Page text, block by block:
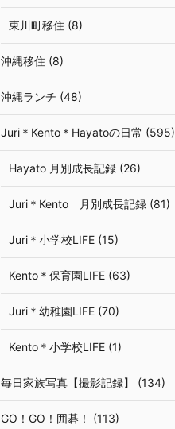
東川町移住 (8)
沖縄移住 (8)
沖縄ランチ (48)
Juri＊Kento＊Hayatoの日常 (595)
Hayato 月別成長記録 (26)
Juri＊Kento 月別成長記録 (81)
Juri＊小学校LIFE (15)
Kento＊保育園LIFE (63)
Juri＊幼稚園LIFE (70)
Kento＊小学校LIFE (1)
毎日家族写真【撮影記録】 (134)
GO！GO！囲碁！ (113)